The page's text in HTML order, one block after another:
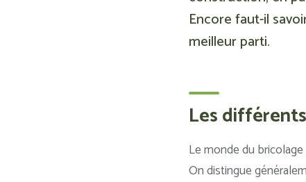
Encore faut-il
meilleur parti.
Les
Le monde du
On distingue